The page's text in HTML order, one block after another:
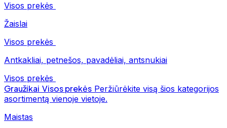
Visos prekės
Žaislai
Visos prekės
Antkakliai, petnešos, pavadėliai, antsnukiai
Visos prekės
Graužikai Visos prekės Peržiūrėkite visą šios kategorijos
asortimentą vienoje vietoje.
Maistas